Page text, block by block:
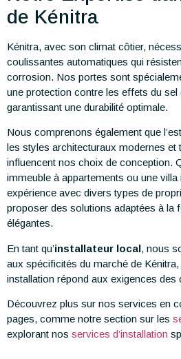
de Kénitra
Kénitra, avec son climat côtier,
coulissantes automatiques qui
corrosion. Nos portes sont
une protection contre les effets du sel
garantissant une durabilité optimale.
Nous comprenons également que
les styles architecturaux modernes et
influencent nos choix de conception.
immeuble à appartements ou une villa
expérience avec divers types de
proposer des solutions adaptées à la
élégantes.
En tant qu’installateur local, nous
aux spécificités du marché de
installation répond aux exigences des
Découvrez plus sur nos services en
pages, comme notre section sur les
explorant nos services d’installation